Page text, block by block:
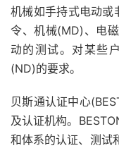
机械如手持式电动或
令、机械(MD)、电
动的测试。对某些
(ND)的要求。
贝斯通认证中心
及认证机构。
和体系的认证、测试